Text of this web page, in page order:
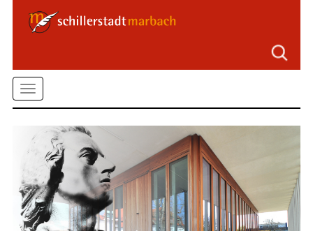
Seitenbereiche
springen
Zum
Inhalt
springen
Kontaktformular
Startseite
Toggle